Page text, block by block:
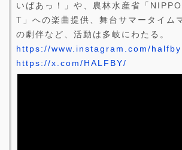
いばあっ！」や、農林水産省「
T」への楽曲提供、舞台サマータイム
の劇伴など、活動は多岐にわたる。
https://www.instagram.com/halfby
https://x.com/HALFBY/